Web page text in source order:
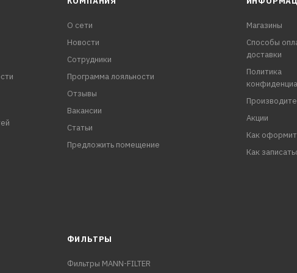
О сети
Новости
Сотрудники
Программа лояльности
Отзывы
Вакансии
Статьи
Предложить помещение
Магазины
Способы
доставки
Политика
Акции
Как
Как
ФИЛЬТРЫ
Фильтры MANN-FILTER